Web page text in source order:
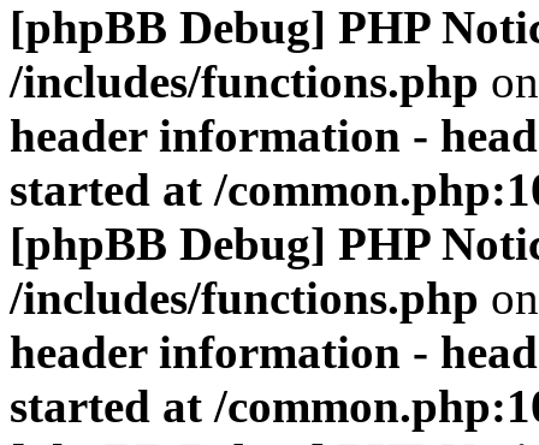
[phpBB Debug] PHP
/includes/functions.php
header information -
started at /
[phpBB Debug] PHP
/includes/functions.php
header information -
started at /